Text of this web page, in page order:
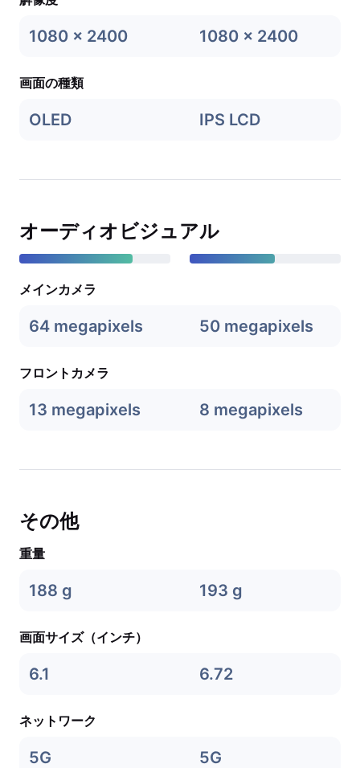
1080 x 2400 1080 x 2400
画面の種類
OLED IPS LCD
オーディオビジュアル
メインカメラ
64 megapixels 50 megapixels
フロントカメラ
13 megapixels 8 megapixels
その他
重量
188 g 193 g
画面サイズ（インチ）
6.1 6.72
ネットワーク
5G 5G